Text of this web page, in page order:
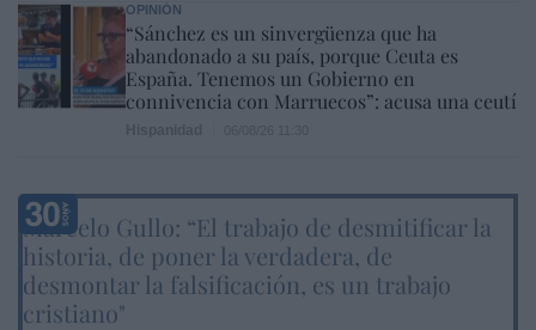
OPINIÓN
“Sánchez es un sinvergüenza que ha
abandonado a su país, porque Ceuta es
España. Tenemos un Gobierno en
connivencia con Marruecos”: acusa una ceutí
Marcelo Gullo: “El trabajo de desmitificar la
historia, de poner la verdadera, de
desmontar la falsificación, es un trabajo
cristiano"